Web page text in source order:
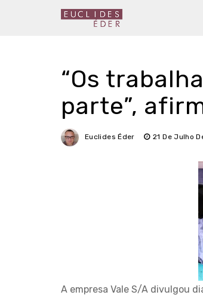
“Os
parte”,
Euclides Éder 21 De Julho
A empresa Vale S/A divulgou